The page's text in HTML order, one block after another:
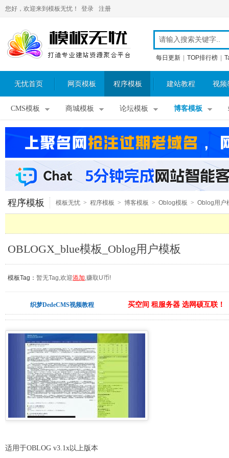
您好，欢迎来到模板无忧！ 登录 注册
每日更新 TOP排行榜
无忧首页 网页模板 程序模板 建站教程 视频
CMS模板 商城模板 论坛模板 博客模板
程序模板 模板无忧 > 程序模板 > 博客模板 > Oblog模板 > Oblog用户
板 >
OBLOGX_blue模板_Oblog用户模板
模板Tag： 暂无Tag,欢迎添加,赚取U币!
织梦DedeCMS视频教程 买空间 租服务器 选网硕互联！
适用于OBLOG v3.1x以上版本